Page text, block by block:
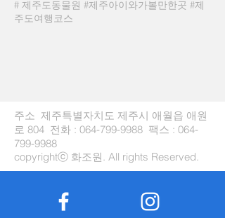
# 제주도동물원 #제주아이와가볼만한곳 #제
주도여행코스
주소 제주특별자치도 제주시 애월읍 애원
로 804 전화 : 064-799-9988 팩스 : 064-
799-9988
copyrightⓒ 화조원. All rights Reserved.